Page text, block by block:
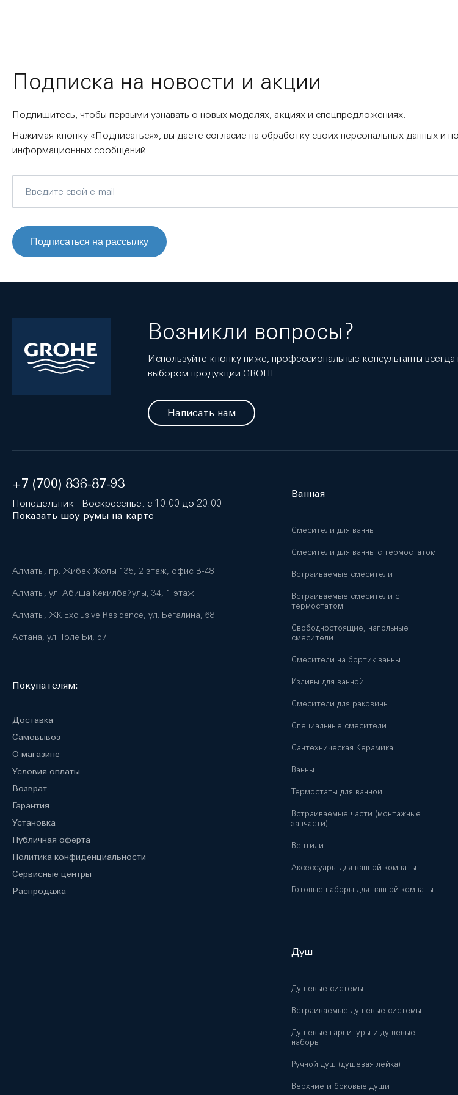
Подписка на новости и акции
Подпишитесь, чтобы первыми узнавать о новых моделях, акциях и спецпредложениях.
Нажимая кнопку «Подписаться», вы даете согласие на обработку своих персональных данных и
информационных сообщений.
Подписаться на рассылку
Возникли вопросы?
Используйте кнопку ниже, профессиональные консультанты
выбором продукции GROHE
Написать нам
+7 (700) 836-87-93
Понедельник - Воскресенье: с 10:00 до 20:00
Показать шоу-румы на карте
Алматы, пр. Жибек Жолы 135, 2 этаж, офис B-48
Алматы, ул. Абиша Кекилбайулы, 34, 1 этаж
Алматы, ЖК Exclusive Residence, ул. Бегалина, 68
Астана, ул. Толе Би, 57
Покупателям:
Доставка
Самовывоз
О магазине
Условия оплаты
Возврат
Гарантия
Установка
Публичная оферта
Политика конфиденциальности
Сервисные центры
Распродажа
Ванная
Смесители для ванны
Смесители для ванны с термостатом
Встраиваемые смесители
Встраиваемые смесители с
термостатом
Свободностоящие, напольные
смесители
Смесители на бортик ванны
Изливы для ванной
Смесители для раковины
Специальные смесители
Сантехническая Керамика
Ванны
Термостаты для ванной
Встраиваемые части (монтажные
запчасти)
Вентили
Аксессуары для ванной комнаты
Готовые наборы для ванной комнаты
Душ
Душевые системы
Встраиваемые душевые системы
Душевые гарнитуры и душевые
наборы
Ручной душ (душевая лейка)
Верхние и боковые души